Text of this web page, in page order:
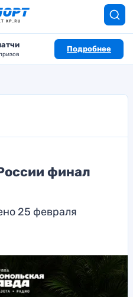
Подробнее
финал
25 февраля